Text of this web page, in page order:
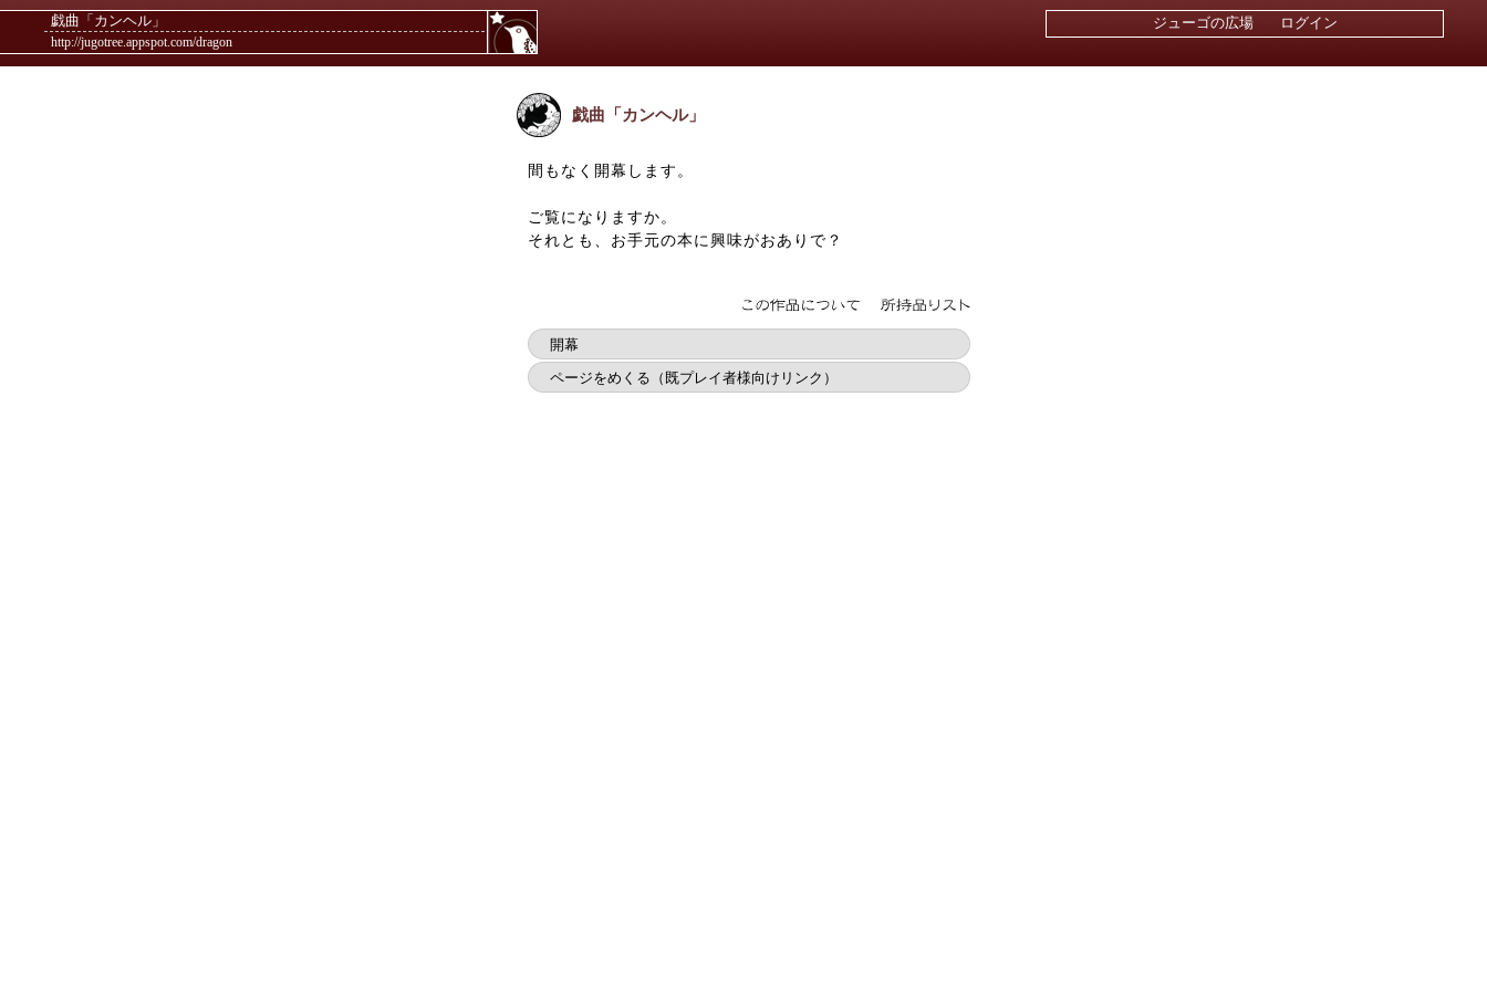
戯曲「カンヘル」
http://jugotree.appspot.com/dragon
ジューゴの広場 ログイン
戯曲「カンヘル」
間もなく開幕します。
ご覧になりますか。
それとも、お手元の本に興味がおありで？
開幕
ページをめくる（既プレイ者様向けリンク）